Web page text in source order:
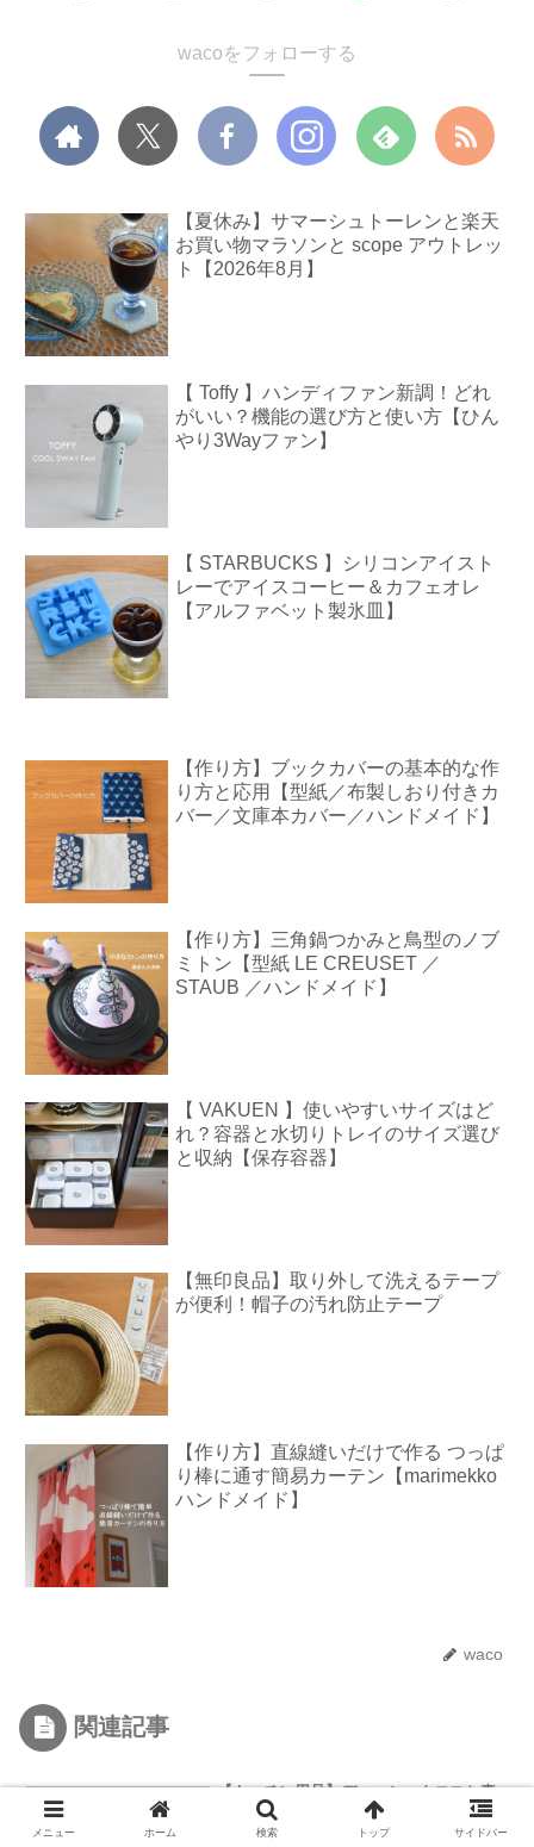
wacoをフォローする
【夏休み】サマーシュトーレンと楽天
お買い物マラソンと scope アウトレッ
ト【2026年8月】
【 Toffy 】ハンディファン新調！どれ
がいい？機能の選び方と使い方【ひん
やり3Wayファン】
【 STARBUCKS 】シリコンアイスト
レーでアイスコーヒー＆カフェオレ
【アルファベット製氷皿】
【作り方】ブックカバーの基本的な作
り方と応用【型紙／布製しおり付きカ
バー／文庫本カバー／ハンドメイド】
【作り方】三角鍋つかみと鳥型のノブ
ミトン【型紙 LE CREUSET ／
STAUB ／ハンドメイド】
【 VAKUEN 】使いやすいサイズはど
れ？容器と水切りトレイのサイズ選び
と収納【保存容器】
【無印良品】取り外して洗えるテープ
が便利！帽子の汚れ防止テープ
【作り方】直線縫いだけで作る つっぱ
り棒に通す簡易カーテン【marimekko
ハンドメイド】
waco
関連記事
【キッチン用品】ディッシュクロスと真
鍮の壁掛けフック【scope ジョージ ジェ
ンセン ダマスク 東屋】
メニュー ホーム 検索 トップ サイドバー